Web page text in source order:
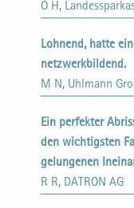
O H,
Lohnend, hatte
netzwerkbildend.
M N, Uhlmann
Ein perfekter
den wichtigsten
gelungenen
R R, DATRON AG